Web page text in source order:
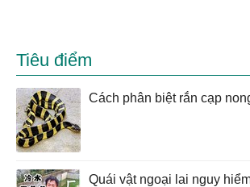
Tiêu điểm
Cách phân biệt rắn cạp
Quái vật ngoại lai nguy